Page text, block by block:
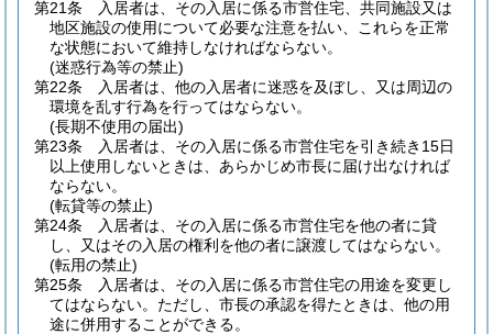
第21条
入居者は、その入居に係る市営住宅、共同施設又は
地区施設の使用について必要な注意を払い、これらを正常
な状態において維持しなければならない。
(迷惑行為等の禁止)
第22条
入居者は、他の入居者に迷惑を及ぼし、又は周辺の
環境を乱す行為を行ってはならない。
(長期不使用の届出)
第23条
入居者は、その入居に係る市営住宅を引き続き15日
以上使用しないときは、あらかじめ市長に届け出なければ
ならない。
(転貸等の禁止)
第24条
入居者は、その入居に係る市営住宅を他の者に貸
し、又はその入居の権利を他の者に譲渡してはならない。
(転用の禁止)
第25条
入居者は、その入居に係る市営住宅の用途を変更し
てはならない。 ただし、市長の承認を得たときは、他の用
途に併用することができる。